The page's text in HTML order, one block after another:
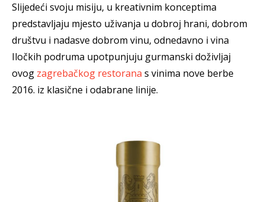
Slijedeći svoju misiju, u kreativnim konceptima
predstavljaju mjesto uživanja u dobroj hrani, dobrom
društvu i nadasve dobrom vinu, odnedavno i vina
Iločkih podruma upotpunjuju gurmanski doživljaj
ovog zagrebačkog restorana s vinima nove berbe
2016. iz klasične i odabrane linije.